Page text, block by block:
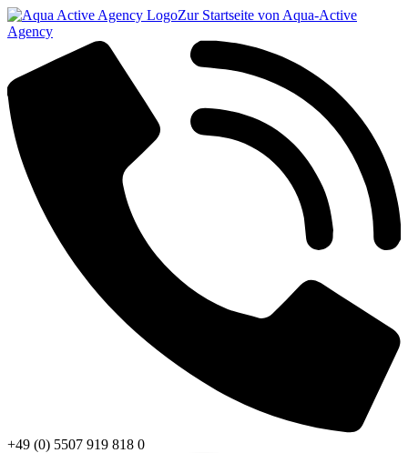
Zur Startseite von Aqua-Active
Agency
+49 (0) 5507 919 818 0